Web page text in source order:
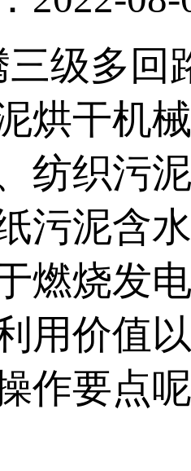
级多回
烘干机
纺织污
污泥含
燃烧发
用价值
作要点